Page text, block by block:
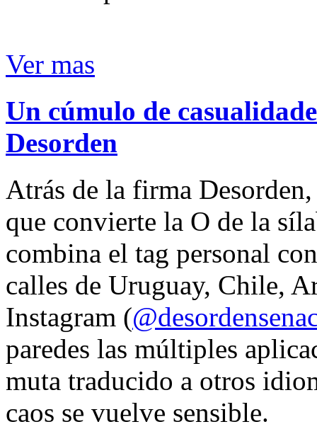
Ver mas
Un cúmulo de
Desorden
Atrás de la firma
que convierte la O de la
combina el tag personal
calles de Uruguay, Chile,
Instagram (
paredes las múltiples
muta traducido a otros
caos se vuelve sensible.